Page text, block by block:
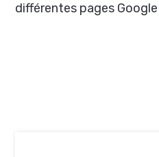
différentes pages